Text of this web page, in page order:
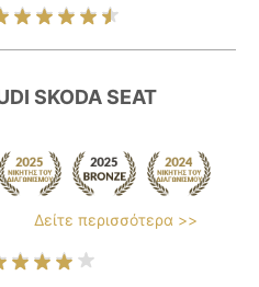
SKODA SEAT
Δείτε περισσότερα >>